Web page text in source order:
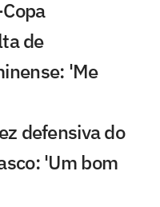
de
'Me
defensiva do
'Um bom